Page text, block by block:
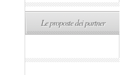
Le proposte dei partner